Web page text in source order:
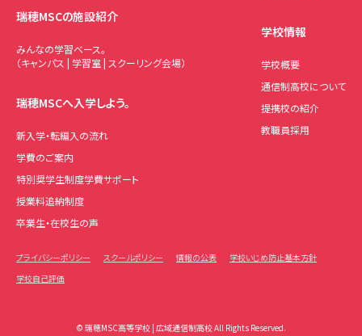
瑞穂MSCの施設紹介
みんなの学習ベース。
（キャンパス | 学習室 | スクーリング会場）
瑞穂MSCへ入学しよう。
新入学・転編入の流れ
学費のご案内
特別奨学生制度学費サポート
授業料追納制度
卒業生・在校生の声
学校情報
学校概要
通信制高校について
提携校の紹介
教職員採用
プライバシーポリシー スクールポリシー 情報の公表
学校いじめ防止基本方針
学校自己評価
© 瑞穂MSC高等学校 | 広域通信制高校 All Rights Reserved.